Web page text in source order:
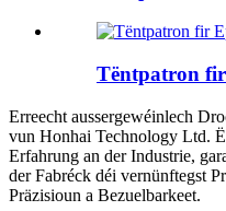
Tëntpatron
Erreecht aussergewéinlech
vun Honhai Technology Ltd.
Erfahrung an der Industrie,
der Fabréck déi vernünftegst
Präzisioun a Bezuelbarkeet.